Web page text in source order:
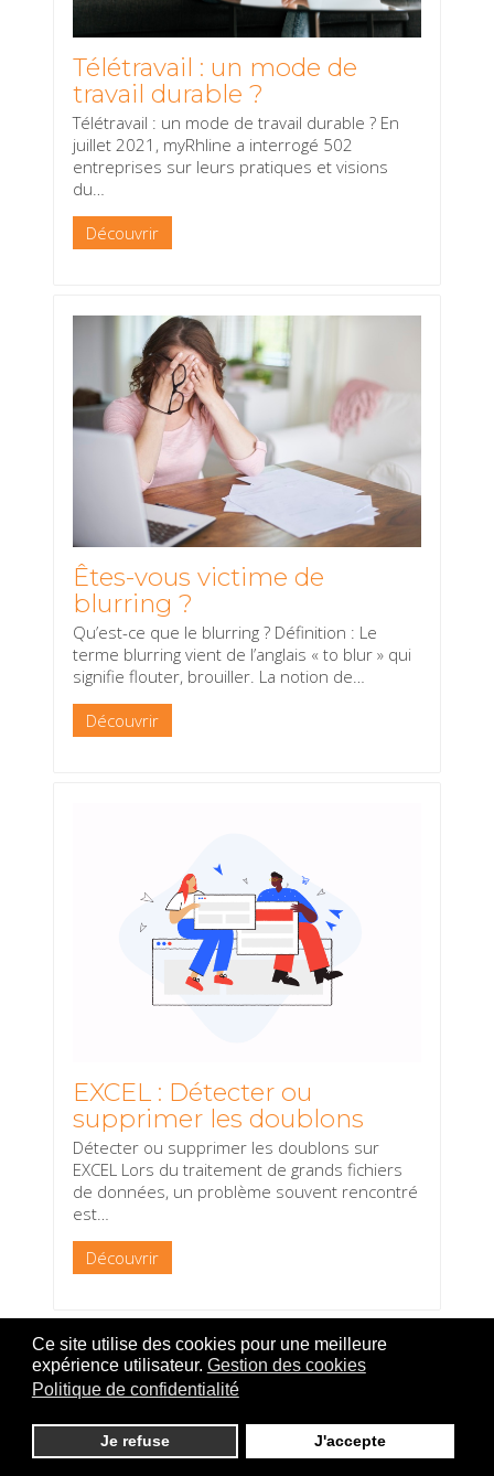
Ce site utilise des cookies pour une meilleure
expérience utilisateur. Gestion des cookies
Politique de confidentialité
Je refuse J'accepte
Télétravail : un mode de
travail durable ?
Télétravail : un mode de travail durable ? En
juillet 2021, myRhline a interrogé 502
entreprises sur leurs pratiques et visions
du
Découvrir
Êtes-vous victime de
blurring ?
Qu’est-ce que le blurring ? Définition : Le
terme blurring vient de l’anglais « to blur » qui
signifie flouter, brouiller. La notion de
Découvrir
EXCEL : Détecter ou
supprimer les doublons
Détecter ou supprimer les doublons sur
EXCEL Lors du traitement de grands fichiers
de données, un problème souvent rencontré
est
Découvrir